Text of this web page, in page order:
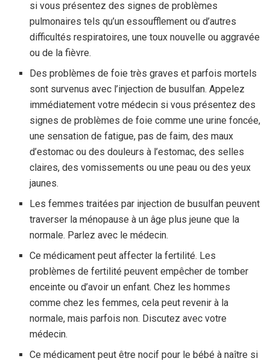
si vous présentez des signes de problèmes
pulmonaires tels qu’un essoufflement ou d’autres
difficultés respiratoires, une toux nouvelle ou aggravée
ou de la fièvre.
Des problèmes de foie très graves et parfois mortels
sont survenus avec l’injection de busulfan. Appelez
immédiatement votre médecin si vous présentez des
signes de problèmes de foie comme une urine foncée,
une sensation de fatigue, pas de faim, des maux
d’estomac ou des douleurs à l’estomac, des selles
claires, des vomissements ou une peau ou des yeux
jaunes.
Les femmes traitées par injection de busulfan peuvent
traverser la ménopause à un âge plus jeune que la
normale. Parlez avec le médecin.
Ce médicament peut affecter la fertilité. Les
problèmes de fertilité peuvent empêcher de tomber
enceinte ou d’avoir un enfant. Chez les hommes
comme chez les femmes, cela peut revenir à la
normale, mais parfois non. Discutez avec votre
médecin.
Ce médicament peut être nocif pour le bébé à naître si